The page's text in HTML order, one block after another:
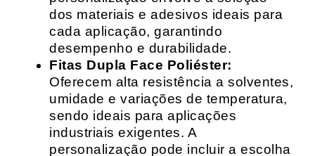
dos materiais e adesivos ideais para
cada aplicação, garantindo
desempenho e durabilidade.
Fitas Dupla Face Poliéster:
Oferecem alta resistência a solventes,
umidade e variações de temperatura,
sendo ideais para aplicações
industriais exigentes. A
personalização pode incluir a escolha